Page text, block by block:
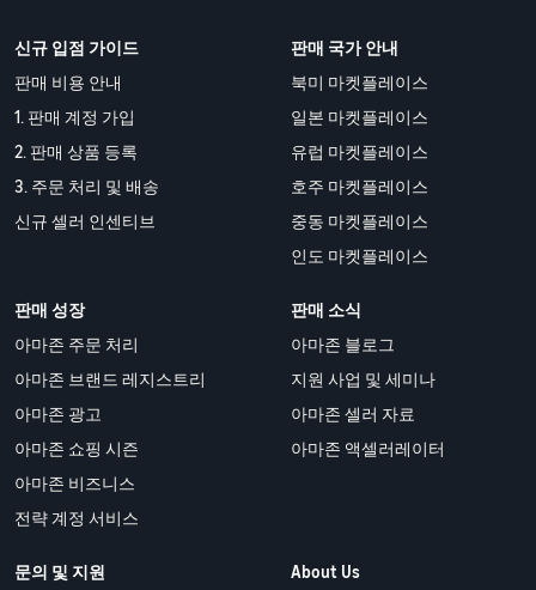
신규 입점 가이드
판매 비용 안내
1. 판매 계정 가입
2. 판매 상품 등록
3. 주문 처리 및 배송
신규 셀러 인센티브
판매 국가 안내
북미 마켓플레이스
일본 마켓플레이스
유럽 마켓플레이스
호주 마켓플레이스
중동 마켓플레이스
인도 마켓플레이스
판매 성장
아마존 주문 처리
아마존 브랜드 레지스트리
아마존 광고
아마존 쇼핑 시즌
아마존 비즈니스
전략 계정 서비스
판매 소식
아마존 블로그
지원 사업 및 세미나
아마존 셀러 자료
아마존 액셀러레이터
문의 및 지원 About Us